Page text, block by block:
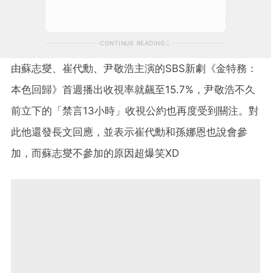
CONTINUE READING
由蘇志燮、崔代勳、尹敬浩主演的SBS新劇《金特務：
本色回歸》首週播出收視率就飆至15.7%，尹敬浩不久
前立下的「禁言13小時」收視公約也再度受到關注。對
此他還發長文回應，並表示崔代勳和孫娜恩也說會參
加，而蘇志燮不參加的原因超爆笑XD